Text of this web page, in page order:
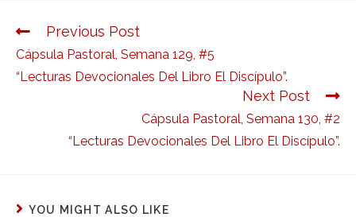
Previous Post
Cápsula Pastoral, Semana 129, #5
“Lecturas Devocionales Del Libro El Discípulo”.
Next Post
Cápsula Pastoral, Semana 130, #2
“Lecturas Devocionales Del Libro El Discípulo”.
YOU MIGHT ALSO LIKE